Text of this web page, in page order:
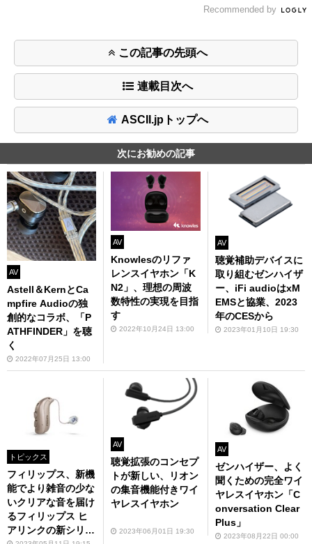
Recommended by
この記事の先頭へ
連載目次へ
ASCII.jpトップへ
次にお勧めの記事
AV
Astell＆KernとCa
mpfire Audioの独
創的なコラボ、「P
ATHFINDER」を聴
く
2022年07月25日 13:00
AV
Knowlesのリファ
レンスイヤホン「K
N2」、理想の周波
数特性の実現を目指
す
2022年10月24日 13:00
AV
聴覚補助デバイスに
取り組むゼンハイザ
ー、iFi audioはxM
EMSと協業、2023
年のCESから
2023年01月10日 19:30
トピックス
フィリップス、新機
能でより雑音の少な
いクリアな音を届け
るフィリップス ヒ
アリンクの新シリー
AV
聴覚拡張のコンセプ
トが新しい、リオン
の集音機能付きワイ
ヤレスイヤホン
2023年06月01日 19:30
AV
ゼンハイザー、よく
聞くための完全ワイ
ヤレスイヤホン「C
onversation Clear
Plus」
2023年08月22日 00:00